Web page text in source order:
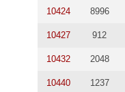
10424 8996
10427 912
10432 2048
10440 1237